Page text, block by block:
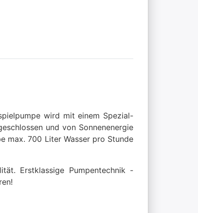
wird mit einem Spezial-
und von Sonnenenergie
max. 700 Liter Wasser pro Stunde
Erstklassige Pumpentechnik -